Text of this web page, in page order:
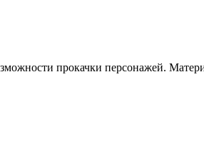
прокачки персонажей.